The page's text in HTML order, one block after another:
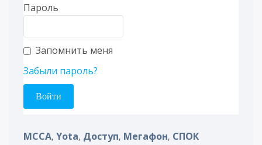
Пароль
Запомнить меня
Забыли пароль?
MCCA, Yota, Доступ, Мегафон, СПОК